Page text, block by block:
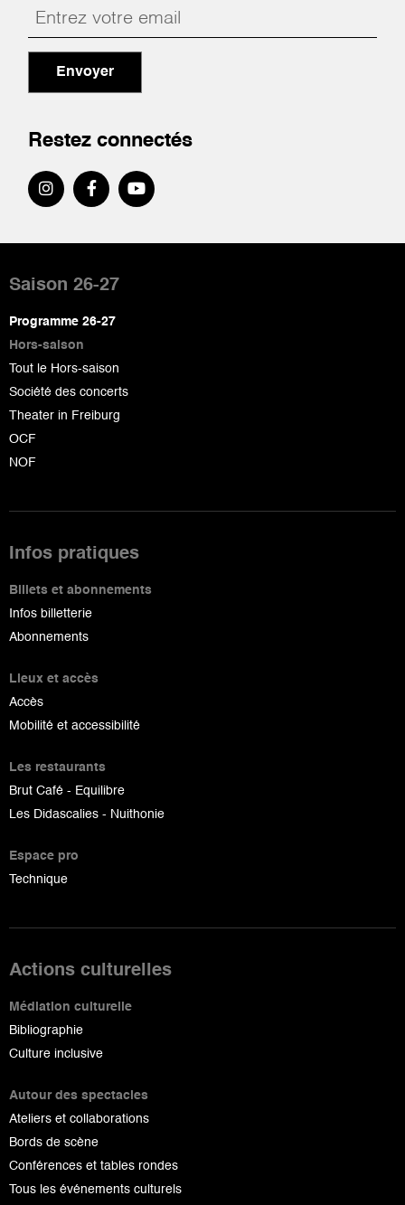
Envoyer
Restez connectés
de
page
Saison 26-27
Programme 26-27
Hors-saison
Tout le Hors-saison
Société des concerts
Theater in Freiburg
OCF
NOF
Infos pratiques
Billets et abonnements
Infos billetterie
Abonnements
Lieux et accès
Accès
Mobilité et accessibilité
Les restaurants
Brut Café - Equilibre
Les Didascalies - Nuithonie
Espace pro
Technique
Actions culturelles
Médiation culturelle
Bibliographie
Culture inclusive
Autour des spectacles
Ateliers et collaborations
Bords de scène
Conférences et tables rondes
Tous les événements culturels